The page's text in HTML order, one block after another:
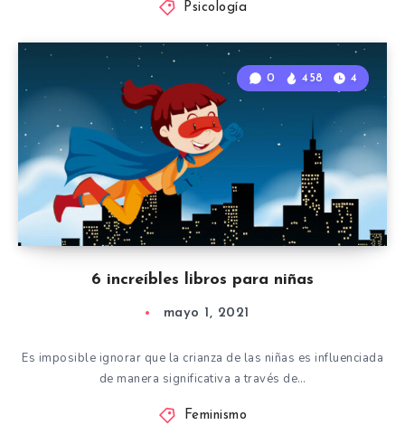
Psicología
6 increíbles libros para niñas
0 458 4
mayo 1, 2021
Es imposible ignorar que la crianza de las niñas es influenciada
de manera significativa a través de…
Feminismo